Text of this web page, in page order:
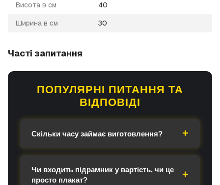
Висота в см 40
Ширина в см 30
Часті запитання
ПОПУЛЯРНІ ПИТАННЯ ТА
ВІДПОВІДІ
Скільки часу займає виготовлення?
Чи входить підрамник у вартість, чи це
просто плакат?